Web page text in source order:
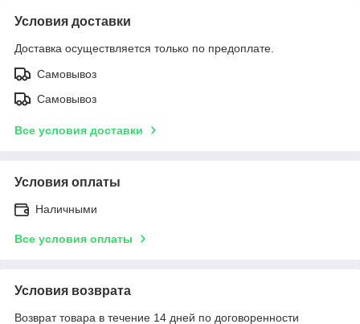
Условия доставки
Доставка осуществляется только по предоплате.
Самовывоз
Самовывоз
Все условия доставки
Условия оплаты
Наличными
Все условия оплаты
Условия возврата
Возврат товара в течение 14 дней по договоренности